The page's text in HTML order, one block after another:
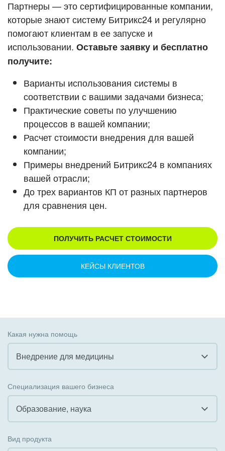
ВХОД
ВХОД
Смотреть видеокейсы
Партнеры — это сертифицированные компании,
которые знают систему Битрикс24 и регулярно
помогают клиентам в ее запуске и
использовании. Оставьте заявку и бесплатно
получите:
Варианты использования системы в
соответствии с вашими задачами бизнеса;
Практические советы по улучшению
процессов в вашей компании;
Расчет стоимости внедрения для вашей
компании;
Примеры внедрений Битрикс24 в компаниях
вашей отрасли;
До трех вариантов КП от разных партнеров
для сравнения цен.
ПОЛУЧИТЬ РАСЧЕТ СТОИМОСТИ
КЕЙСЫ КЛИЕНТОВ
Какая нужна помощь
Внедрение для медицины
Внедрение КЭДО
Интеграция с 1С
Специализация вашего бизнеса
Образование, наука
Вид продукта